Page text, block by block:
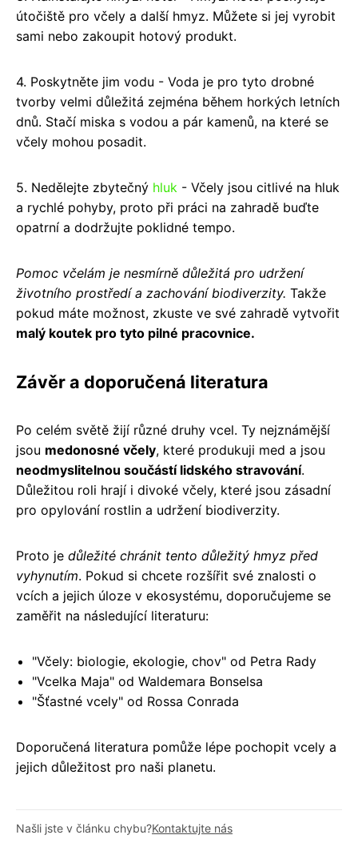
útočiště pro včely a další hmyz. Můžete si jej vyrobit
sami nebo zakoupit hotový produkt.
4. Poskytněte jim vodu - Voda je pro tyto drobné
tvorby velmi důležitá zejména během horkých letních
dnů. Stačí miska s vodou a pár kamenů, na které se
včely mohou posadit.
5. Nedělejte zbytečný hluk - Včely jsou citlivé na hluk
a rychlé pohyby, proto při práci na zahradě buďte
opatrní a dodržujte poklidné tempo.
Pomoc včelám je nesmírně důležitá pro udržení
životního prostředí a zachování biodiverzity. Takže
pokud máte možnost, zkuste ve své zahradě vytvořit
malý koutek pro tyto pilné pracovnice.
Závěr a doporučená literatura
Po celém světě žijí různé druhy vcel. Ty nejznámější
jsou medonosné včely, které produkuji med a jsou
neodmyslitelnou součástí lidského stravování.
Důležitou roli hrají i divoké včely, které jsou zásadní
pro opylování rostlin a udržení biodiverzity.
Proto je důležité chránit tento důležitý hmyz před
vyhynutím. Pokud si chcete rozšířit své znalosti o
vcích a jejich úloze v ekosystému, doporučujeme se
zaměřit na následující literaturu:
"Včely: biologie, ekologie, chov" od Petra Rady
"Vcelka Maja" od Waldemara Bonselsa
"Šťastné vcely" od Rossa Conrada
Doporučená literatura pomůže lépe pochopit vcely a
jejich důležitost pro naši planetu.
Našli jste v článku chybu?Kontaktujte nás